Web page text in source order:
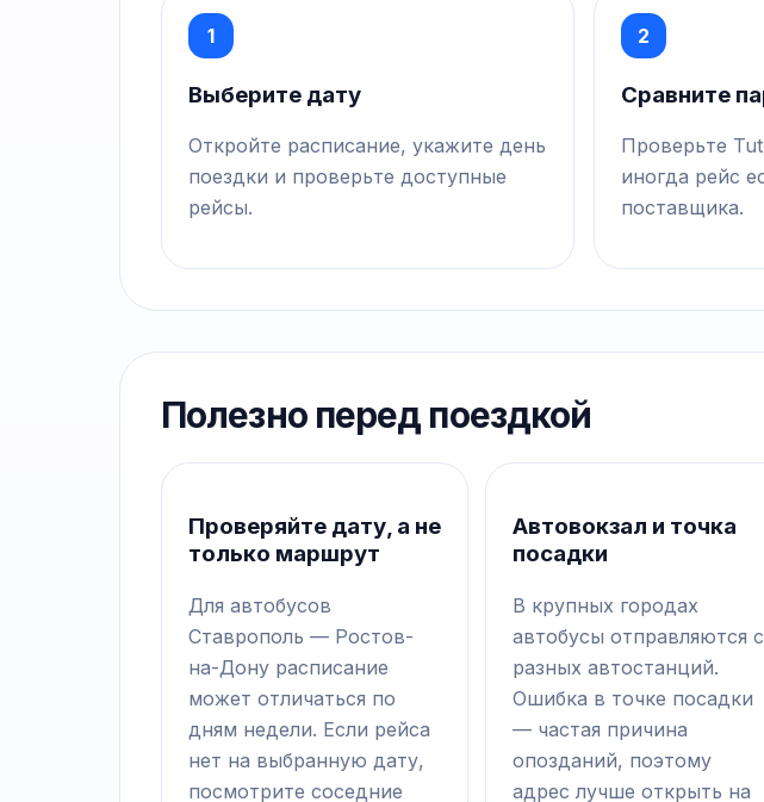
1
Выберите дату
Откройте расписание, укажите день
поездки и проверьте доступные
рейсы.
2
Сравните
Проверьте
иногда рейс
поставщика.
Полезно перед поездкой
Проверяйте дату, а не
только маршрут
Для автобусов
Ставрополь — Ростов-
на-Дону расписание
может отличаться по
дням недели. Если рейса
нет на выбранную дату,
посмотрите соседние
Автовокзал и точка
посадки
В крупных городах
автобусы отправляются с
разных автостанций.
Ошибка в точке посадки
— частая причина
опозданий, поэтому
адрес лучше открыть на